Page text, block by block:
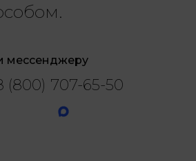
мессенджеру
(800) 707-65-50